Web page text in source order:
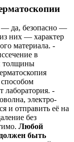
— да, безопасно —
них — характер
материала. -
в
толщины
лаборатория. -
электро-
и отправить её на
без
Любой
быть